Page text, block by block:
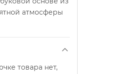
атмосферы
товара нет,